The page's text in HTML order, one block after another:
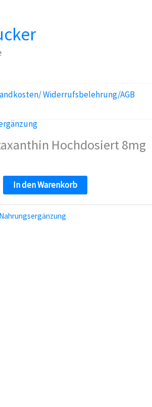
Widerrufsbelehrung/AGB
Hochdosiert 8mg
In den Warenkorb
Nahrungsergänzung